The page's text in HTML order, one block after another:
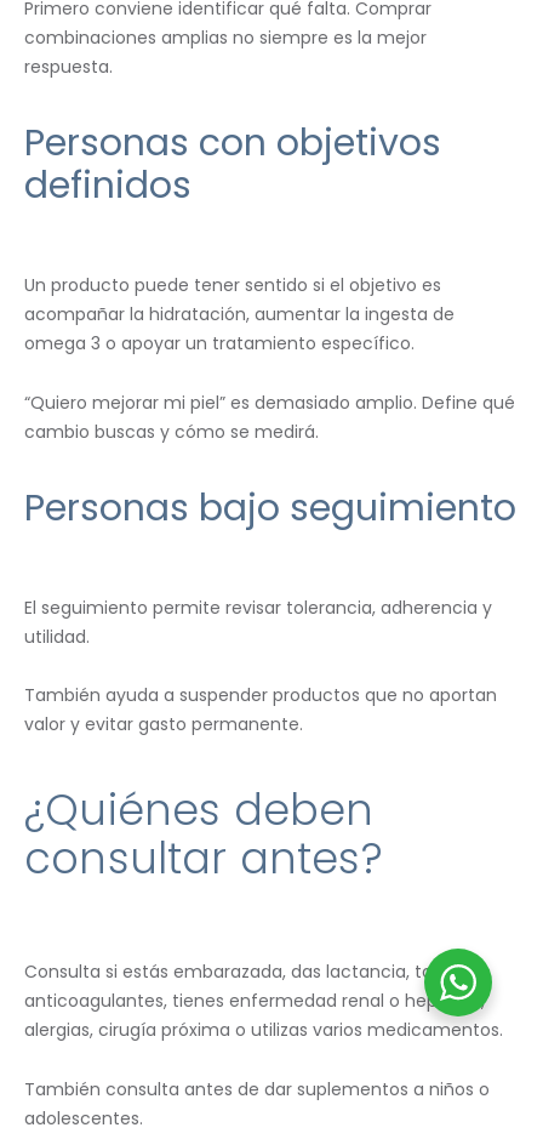
Primero conviene identificar qué falta. Comprar
combinaciones amplias no siempre es la mejor
respuesta.
Personas con objetivos
definidos
Un producto puede tener sentido si el objetivo es
acompañar la hidratación, aumentar la ingesta de
omega 3 o apoyar un tratamiento específico.
“Quiero mejorar mi piel” es demasiado amplio. Define qué
cambio buscas y cómo se medirá.
Personas bajo seguimiento
El seguimiento permite revisar tolerancia, adherencia y
utilidad.
También ayuda a suspender productos que no aportan
valor y evitar gasto permanente.
¿Quiénes deben
consultar antes?
Consulta si estás embarazada, das lactancia, tomas
anticoagulantes, tienes enfermedad renal o hepática,
alergias, cirugía próxima o utilizas varios medicamentos.
También consulta antes de dar suplementos a niños o
adolescentes.